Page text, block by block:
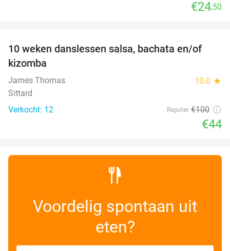
€24,50
56%
10 weken danslessen salsa, bachata en/of
kizomba
James Thomas 10.0 star
Sittard
Verkocht: 12
Regulier €100
€44
Voordelig spontaan uit
eten?